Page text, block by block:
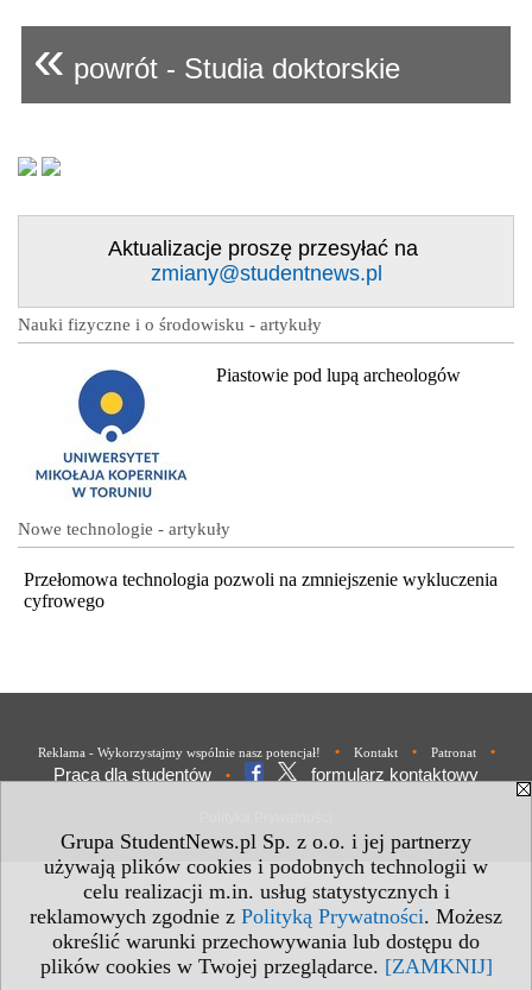
Grupa StudentNews.pl Sp. z o.o. i jej partnerzy
używają plików cookies i podobnych technologii w
celu realizacji m.in. usług statystycznych i
reklamowych zgodnie z Polityką Prywatności. Możesz
określić warunki przechowywania lub dostępu do
plików cookies w Twojej przeglądarce. [ZAMKNIJ]
« powrót - Studia doktorskie
Aktualizacje proszę przesyłać na
zmiany@studentnews.pl
Nauki fizyczne i o środowisku - artykuły
Piastowie pod lupą archeologów
Nowe technologie - artykuły
Przełomowa technologia pozwoli na zmniejszenie wykluczenia
cyfrowego
Reklama - Wykorzystajmy wspólnie nasz potencjał! • Kontakt • Patronat •
Praca dla studentów • formularz kontaktowy